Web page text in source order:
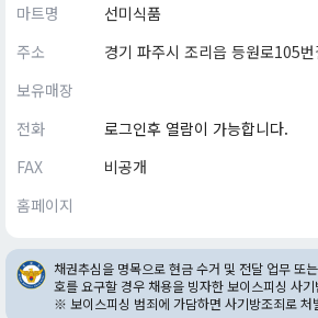
마트명
선미식품
주소
경기 파주시 조리읍 등원로105
보유매장
전화
로그인후 열람이 가능합니다.
FAX
비공개
홈페이지
채권추심을 명목으로 현금 수거 및 전달 업무 또
호를 요구할 경우 채용을 빙자한 보이스피싱 사
※ 보이스피싱 범죄에 가담하면 사기방조죄로 처